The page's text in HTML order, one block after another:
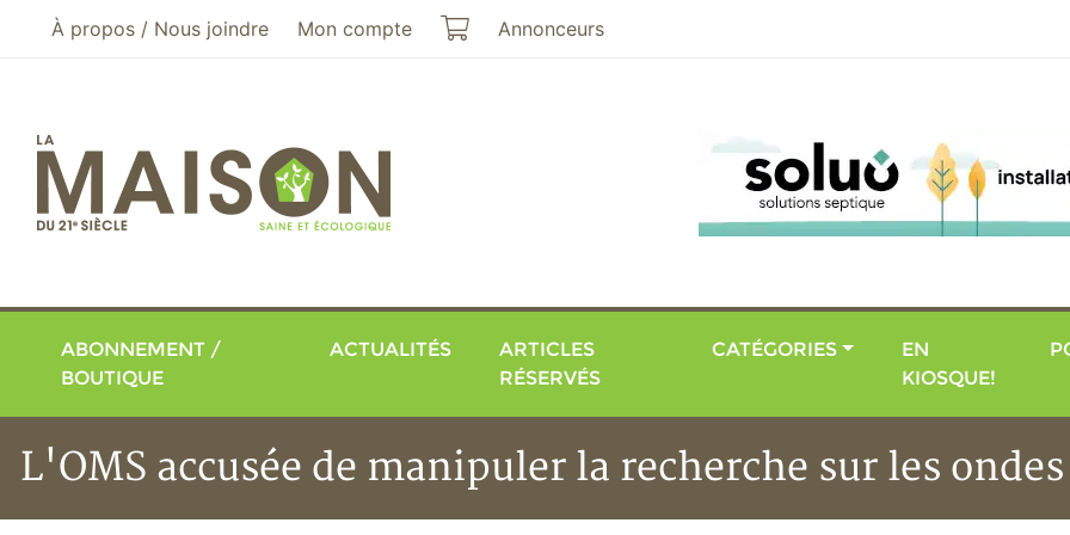
Aller au menu principal
Aller au contenu principal
À propos / Nous joindre Mon compte Mon panier
Annonceurs
ABONNEMENT /
BOUTIQUE
ACTUALITÉS
ARTICLES
RÉSERVÉS
CATÉGORIES
EN
KIOSQUE!
L'OMS accusée de manipuler la recherche sur les ondes